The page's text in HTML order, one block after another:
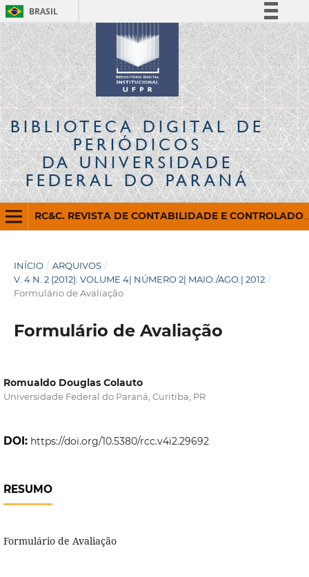
BRASIL
Simplifique!
Comunica BR
Participe
Acesso à informação
Legislação
Canais
BIBLIOTECA DIGITALDE
PERIÓDICOS
DA UNIVERSIDADE
FEDERAL DO PARANÁ
RC&C. REVISTA DE CONTABILIDADE E CONTROLADORIA
INÍCIO / ARQUIVOS /
V. 4 N. 2 (2012): VOLUME 4| NÚMERO 2| MAIO./AGO.| 2012 /
Formulário de Avaliação
Formulário de Avaliação
Romualdo Douglas Colauto
Universidade Federal do Paraná, Curitiba, PR
DOI: https://doi.org/10.5380/rcc.v4i2.29692
RESUMO
Formulário de Avaliação